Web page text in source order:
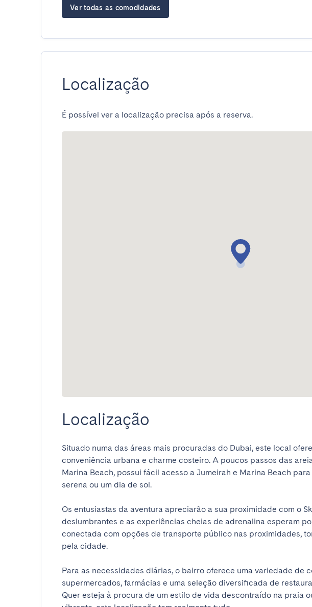
Ver todas as comodidades
Localização
É possível ver a localização precisa após a reserva.
Localização
Situado numa das áreas mais procuradas do Dubai, este local
conveniência urbana e charme costeiro. A poucos passos das
Marina Beach, possui fácil acesso a Jumeirah e Marina Beach
serena ou um dia de sol.
Os entusiastas da aventura apreciarão a sua proximidade com o
deslumbrantes e as experiências cheias de adrenalina esperam
conectada com opções de transporte público nas proximidades,
pela cidade.
Para as necessidades diárias, o bairro oferece uma variedade de
supermercados, farmácias e uma seleção diversificada de
Quer esteja à procura de um estilo de vida descontraído na praia